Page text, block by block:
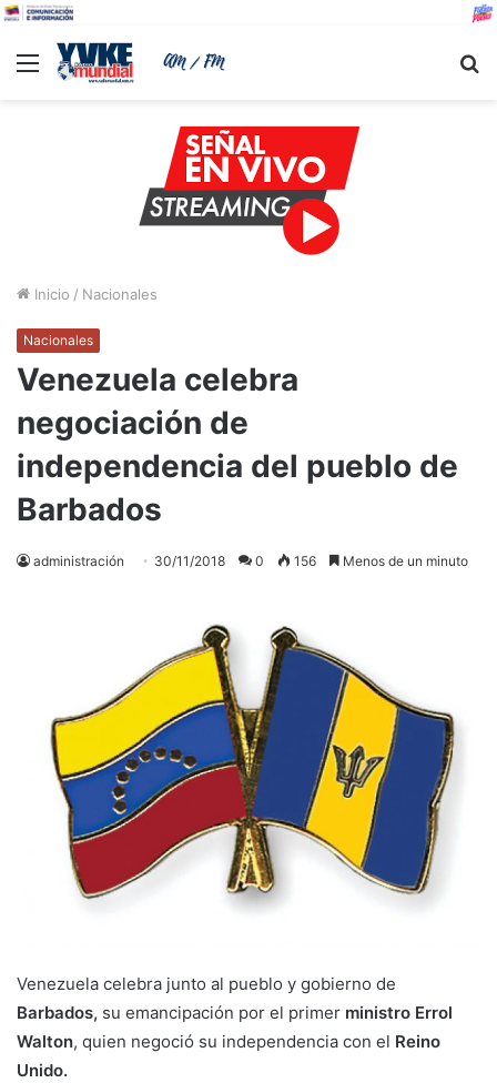
Menu
Inicio / Nacionales
Nacionales
Venezuela celebra
negociación de
independencia del pueblo de
Barbados
administración 30/11/2018 0 156 Menos de un minuto
Venezuela celebra junto al pueblo y gobierno de
Barbados, su emancipación por el primer ministro Errol
Walton, quien negoció su independencia con el Reino
Unido.